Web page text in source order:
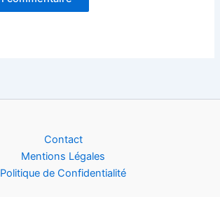
Contact
Mentions Légales
Politique de Confidentialité